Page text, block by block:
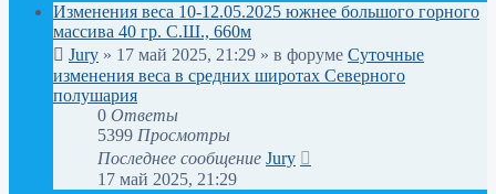
Изменения веса 10-12.05.2025 южнее большого горного
массива 40 гр. С.Ш., 660м
Jury » 17 май 2025, 21:29 » в форуме Суточные
изменения веса в средних широтах Северного
полушария
0 Ответы
5399 Просмотры
Последнее сообщение Jury
17 май 2025, 21:29